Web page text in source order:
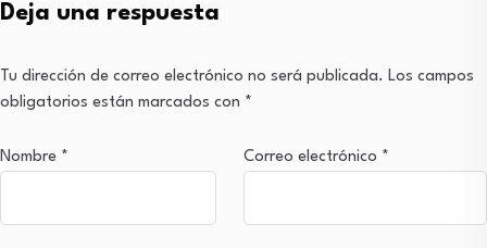
Deja una respuesta
Tu dirección de correo electrónico no será publicada. Los campos
obligatorios están marcados con *
Nombre * Correo electrónico *